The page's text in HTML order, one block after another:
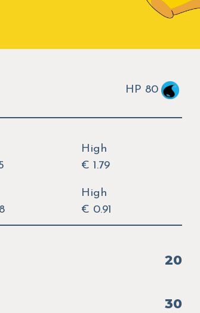
HP 80
High
€ 1.79
High
€ 0.91
20
30